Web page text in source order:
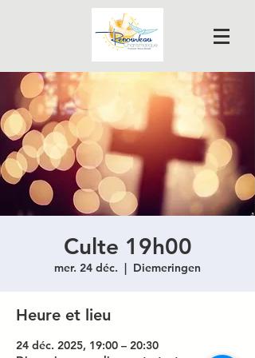
Culte 19h00
mer. 24 déc.
  |
Diemeringen
Heure et lieu
24 déc. 2025, 19:00 – 20:30